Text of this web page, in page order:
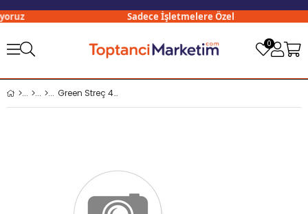
Sadece İşletmelere Özel
0
Green Streç 45 Cm x 300 Mt